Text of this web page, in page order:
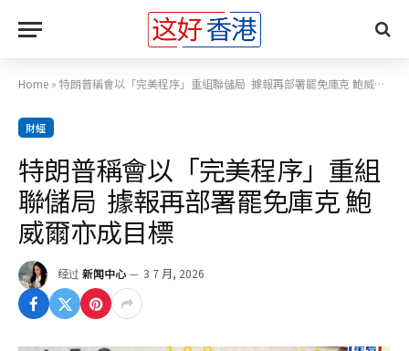
Home » 特朗普稱會以「完美程序」重組聯儲局 據報再部署罷免庫克 鮑威爾亦成目標
財經
特朗普稱會以「完美程序」重組
聯儲局 據報再部署罷免庫克 鮑
威爾亦成目標
经过 新闻中心 3 7 月, 2026